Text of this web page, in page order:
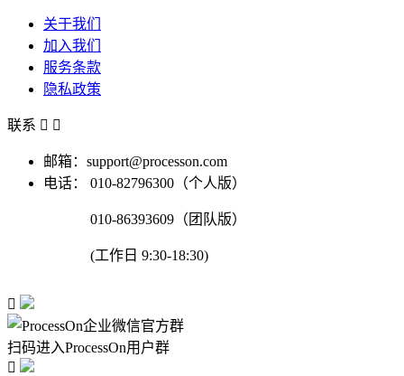
关于我们
加入我们
服务条款
隐私政策
联系  
邮箱：support@processon.com
电话：
010-82796300（个人版）
010-86393609（团队版）
(工作日 9:30-18:30)

扫码进入ProcessOn用户群
